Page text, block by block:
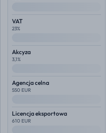
VAT
23%
Akcyza
3,1%
Agencja celna
550 EUR
Licencja eksportowa
610 EUR